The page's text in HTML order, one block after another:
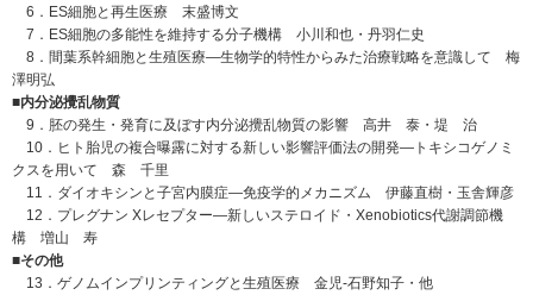
6．ES細胞と再生医療 末盛博文
7．ES細胞の多能性を維持する分子機構 小川和也・丹羽仁史
8．間葉系幹細胞と生殖医療―生物学的特性からみた治療戦略を意識して 梅
澤明弘
■内分泌攪乱物質
9．胚の発生・発育に及ぼす内分泌攪乱物質の影響 高井 泰・堤 治
10．ヒト胎児の複合曝露に対する新しい影響評価法の開発―トキシコゲノミ
クスを用いて 森 千里
11．ダイオキシンと子宮内膜症―免疫学的メカニズム 伊藤直樹・玉舎輝彦
12．プレグナン Xレセプター―新しいステロイド・Xenobiotics代謝調節機
構 増山 寿
■その他
13．ゲノムインプリンティングと生殖医療 金児-石野知子・他